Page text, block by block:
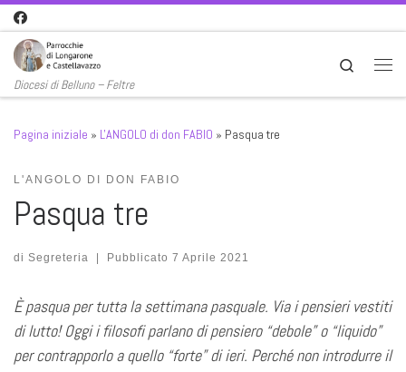
Passa al contenuto
Diocesi di Belluno – Feltre
Search
Pagina iniziale » L'ANGOLO di don FABIO » Pasqua tre
L'ANGOLO DI DON FABIO
Pasqua tre
di Segreteria | Pubblicato 7 Aprile 2021
È pasqua per tutta la settimana pasquale. Via i pensieri vestiti
di lutto! Oggi i filosofi parlano di pensiero “debole” o “liquido”
per contrapporlo a quello “forte” di ieri. Perché non introdurre il